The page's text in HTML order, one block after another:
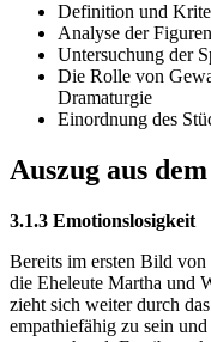
Definition und
Analyse der
Untersuchung der
Die Rolle von
Dramaturgie
Einordnung des
Auszug aus
3.1.3 Emotionslosigkeit
Bereits im ersten Bild
die Eheleute Martha und
zieht sich weiter durch
empathiefähig zu sein